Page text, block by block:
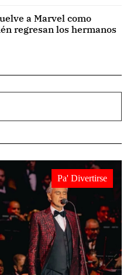
a Marvel como
regresan los hermanos
Pa' Divertirse